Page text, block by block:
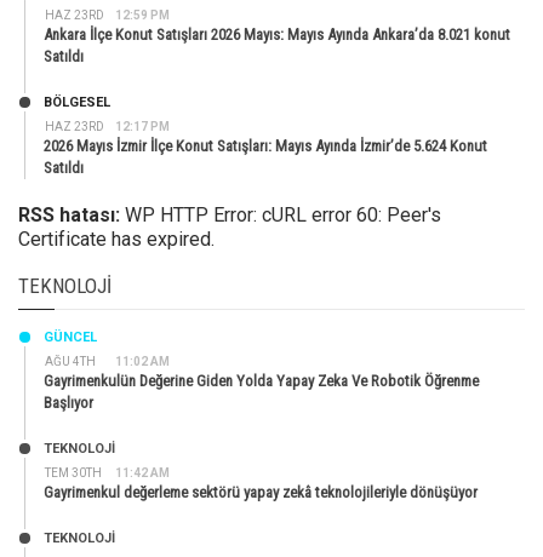
HAZ 23RD 12:59 PM
Ankara İlçe Konut Satışları 2026 Mayıs: Mayıs Ayında Ankara’da 8.021 konut
Satıldı
HAZ 23RD 12:17 PM
BÖLGESEL
2026 Mayıs İzmir İlçe Konut Satışları: Mayıs Ayında İzmir’de 5.624 Konut
Satıldı
RSS hatası: WP HTTP Error: cURL error 60: Peer's
Certificate has expired.
TEKNOLOJI
AĞU 4TH 11:02 AM
GÜNCEL
Gayrimenkulün Değerine Giden Yolda Yapay Zeka Ve Robotik Öğrenme
Başlıyor
TEM 30TH 11:42 AM
TEKNOLOJİ
Gayrimenkul değerleme sektörü yapay zekâ teknolojileriyle dönüşüyor
TEKNOLOJİ